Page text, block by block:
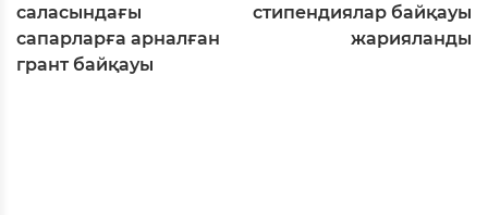
саласындағы
сапарларға арналған
грант байқауы
стипендиялар байқауы
жарияланды